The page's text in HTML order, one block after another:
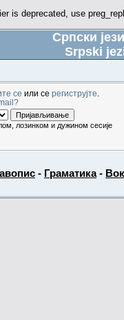
is deprecated, use
Српски
Srpski
се или се региструјте
лозинком и дужином сесије
- Граматика-